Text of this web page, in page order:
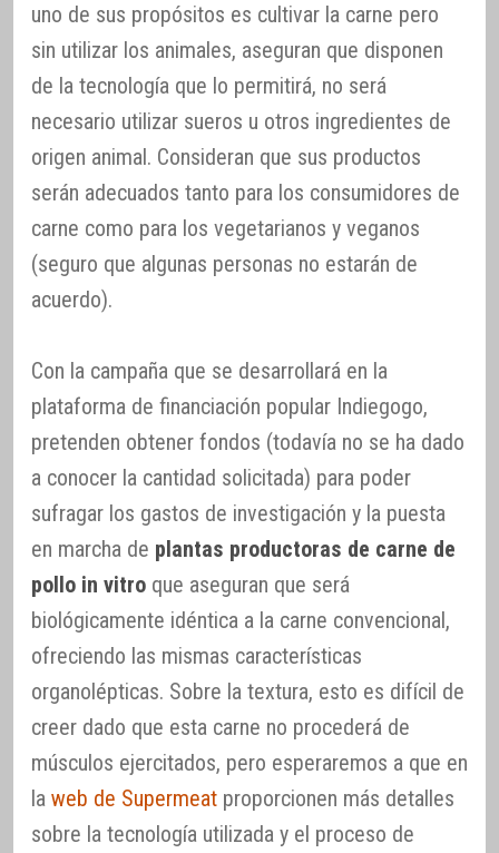
uno de sus propósitos es cultivar la carne pero
sin utilizar los animales, aseguran que disponen
de la tecnología que lo permitirá, no será
necesario utilizar sueros u otros ingredientes de
origen animal. Consideran que sus productos
serán adecuados tanto para los consumidores de
carne como para los vegetarianos y veganos
(seguro que algunas personas no estarán de
acuerdo).
Con la campaña que se desarrollará en la
plataforma de financiación popular Indiegogo,
pretenden obtener fondos (todavía no se ha dado
a conocer la cantidad solicitada) para poder
sufragar los gastos de investigación y la puesta
en marcha de plantas productoras de carne de
pollo in vitro que aseguran que será
biológicamente idéntica a la carne convencional,
ofreciendo las mismas características
organolépticas. Sobre la textura, esto es difícil de
creer dado que esta carne no procederá de
músculos ejercitados, pero esperaremos a que en
la web de Supermeat proporcionen más detalles
sobre la tecnología utilizada y el proceso de